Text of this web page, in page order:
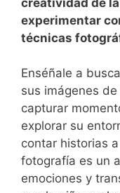
experimentar
técnicas
Enséñale a⁣
sus imágenes
capturar
explorar su
contar historias
fotografía es un
emociones y